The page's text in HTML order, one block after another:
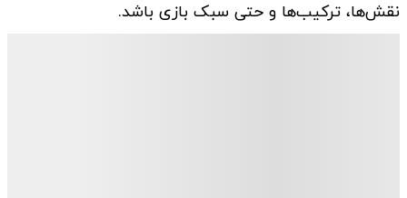
نقش‌ها، ترکیب‌ها و حتی سبک بازی باشد.